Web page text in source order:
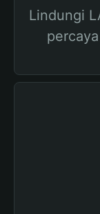
Lindungi